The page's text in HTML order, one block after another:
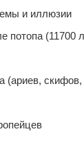
и иллюзии
потопа (11700
(ариев,